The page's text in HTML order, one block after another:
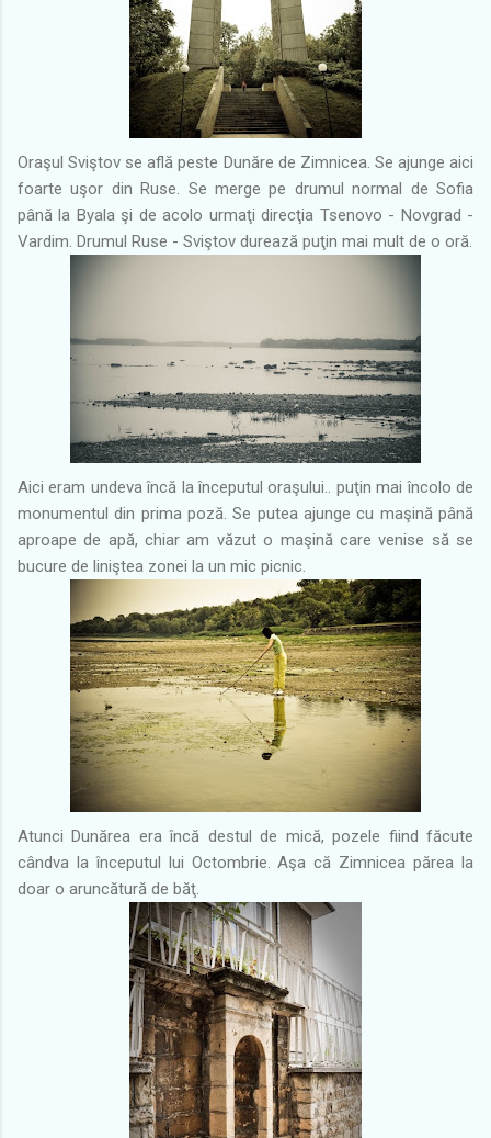
Oraşul Sviştov se află peste Dunăre de Zimnicea. Se ajunge aici
foarte uşor din Ruse. Se merge pe drumul normal de Sofia
până la Byala şi de acolo urmaţi direcţia Tsenovo - Novgrad -
Vardim. Drumul Ruse - Sviştov durează puţin mai mult de o oră.
Aici eram undeva încă la începutul oraşului.. puţin mai încolo de
monumentul din prima poză. Se putea ajunge cu maşină până
aproape de apă, chiar am văzut o maşină care venise să se
bucure de liniştea zonei la un mic picnic.
Atunci Dunărea era încă destul de mică, pozele fiind făcute
cândva la începutul lui Octombrie. Aşa că Zimnicea părea la
doar o aruncătură de băţ.